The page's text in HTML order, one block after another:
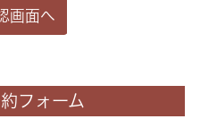
フォーム